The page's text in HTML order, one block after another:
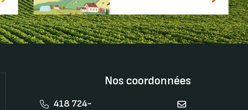
Nos coordonnées
418 724-